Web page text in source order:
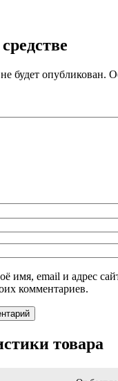
будет опубликован.
имя, email и адрес
комментариев.
товара